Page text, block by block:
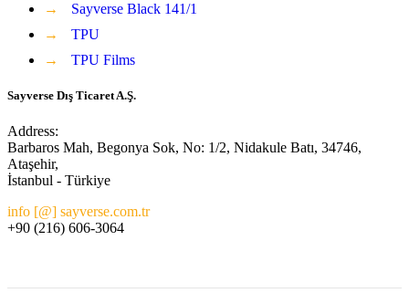
→
Sayverse Black 141/1
→
TPU
→
TPU Films
Sayverse Dış Ticaret A.Ş.
Address:
Barbaros Mah, Begonya Sok, No: 1/2, Nidakule Batı, 34746,
Ataşehir,
İstanbul - Türkiye
info [@] sayverse.com.tr
+90 (216) 606-3064